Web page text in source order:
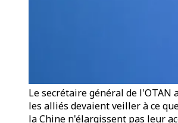
Le secrétaire général de l'OTAN
les alliés devaient veiller à ce
la Chine n'élargissent pas leur